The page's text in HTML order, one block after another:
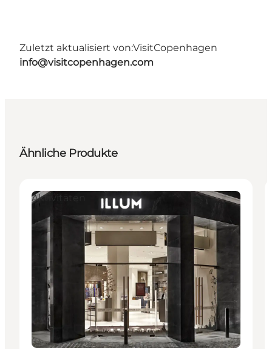
Zuletzt aktualisiert von:VisitCopenhagen
info@visitcopenhagen.com
Ähnliche Produkte
Aktivitäten